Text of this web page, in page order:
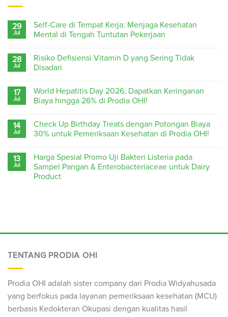
29
Jul
Self-Care di Tempat Kerja: Menjaga Kesehatan
Mental di Tengah Tuntutan Pekerjaan
28
Jul
Risiko Defisiensi Vitamin D yang Sering Tidak
Disadari
17
Jul
World Hepatitis Day 2026, Dapatkan Keringanan
Biaya hingga 26% di Prodia OHI!
14
Jul
Check Up Birthday Treats dengan Potongan Biaya
30% untuk Pemeriksaan Kesehatan di Prodia OHI!
13
Jul
Harga Spesial Promo Uji Bakteri Listeria pada
Sampel Pangan & Enterobacteriaceae untuk Dairy
Product
TENTANG PRODIA OHI
Prodia OHI adalah sister company dari Prodia Widyahusada
yang berfokus pada layanan pemeriksaan kesehatan (MCU)
berbasis Kedokteran Okupasi dengan kualitas hasil